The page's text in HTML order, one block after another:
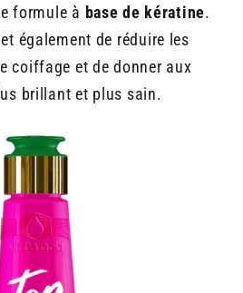
formule à base de kératine.
également de réduire les
coiffage et de donner aux
brillant et plus sain.